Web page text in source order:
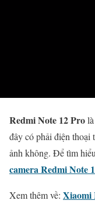
Redmi Note 12 Pro
đây có phải điện thoại
ảnh không. Để tìm
camera Redmi Note
Xem thêm về: Xiaomi